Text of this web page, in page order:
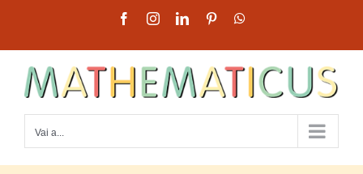
contenuto
FacebookInstagramLinkedInPinterest
Vai a...